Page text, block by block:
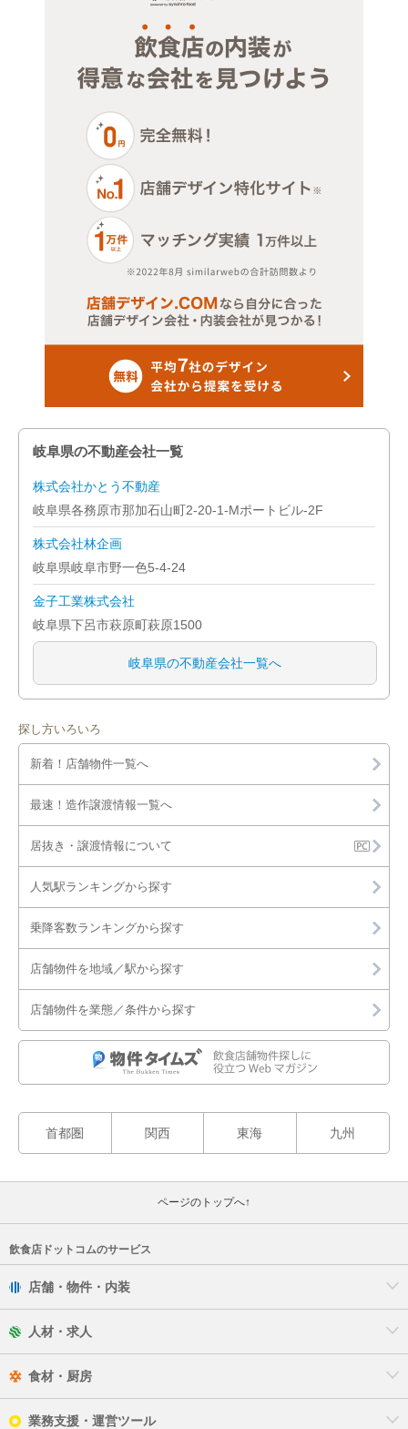
その他サービス・その他
岐阜県の不動産会社一覧
株式会社かとう不動産
岐阜県各務原市那加石山町2-20-1-Mポートビル-2F
株式会社林企画
岐阜県岐阜市野一色5-4-24
金子工業株式会社
岐阜県下呂市萩原町萩原1500
岐阜県の不動産会社一覧へ
探し方いろいろ
新着！店舗物件一覧へ
最速！造作譲渡情報一覧へ
居抜き・譲渡情報について
人気駅ランキングから探す
乗降客数ランキングから探す
店舗物件を地域／駅から探す
店舗物件を業態／条件から探す
首都圏 関西 東海 九州
ページのトップへ↑
飲食店ドットコムのサービス
店舗・物件・内装
人材・求人
食材・厨房
業務支援・運営ツール